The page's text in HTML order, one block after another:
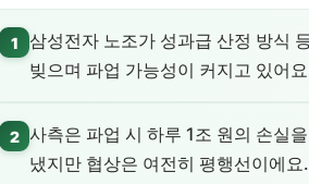
1
삼성전자 노조가 성과급 산정 방식
빚으며 파업 가능성이 커지고 있어
2 사측은 파업 시 하루 1조 원의 손실
냈지만 협상은 여전히 평행선이에요.